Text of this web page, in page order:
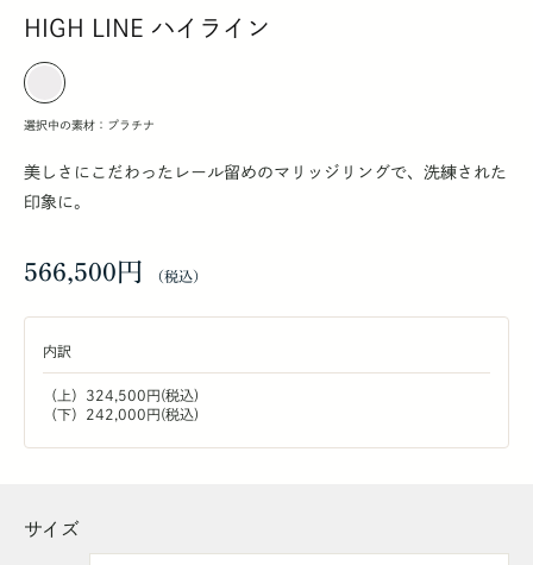
HIGH LINE ハイライン
選択中の素材： プラチナ
美しさにこだわったレール留めのマリッジリングで、洗練された
印象に。
566,500円
内訳
（上）324,500円(税込)
（下）242,000円(税込)
サイズ